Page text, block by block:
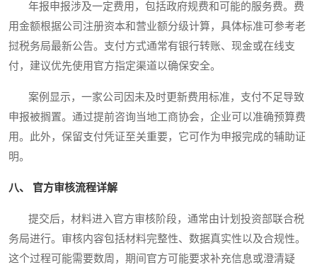
年报申报涉及一定费用，包括政府规费和可能的服务费。费
用金额根据公司注册资本和营业额分级计算，具体标准可参考老
挝税务局最新公告。支付方式通常有银行转账、现金或在线支
付，建议优先使用官方指定渠道以确保安全。
案例显示，一家公司因未及时更新费用标准，支付不足导致
申报被搁置。通过提前咨询当地工商协会，企业可以准确预算费
用。此外，保留支付凭证至关重要，它可作为申报完成的辅助证
明。
八、 官方审核流程详解
提交后，材料进入官方审核阶段，通常由计划投资部联合税
务局进行。审核内容包括材料完整性、数据真实性以及合规性。
这个过程可能需要数周，期间官方可能要求补充信息或澄清疑